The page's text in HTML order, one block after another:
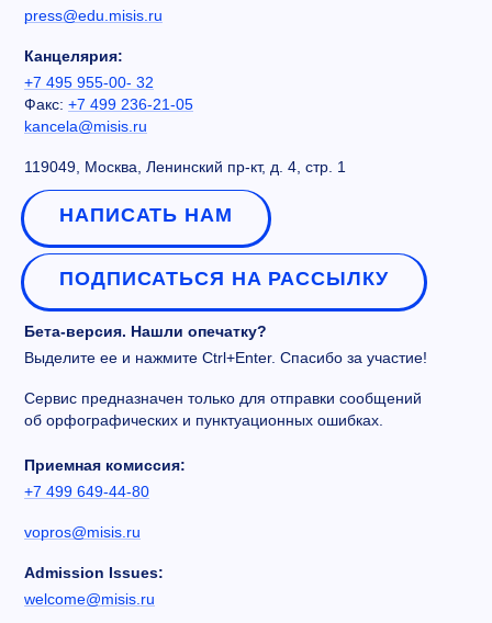
press@edu.misis.ru
Канцелярия:
+7 495 955-00- 32
Факс: +7 499 236-21-05
kancela@misis.ru
119049, Москва, Ленинский пр-кт, д. 4, стр. 1
НАПИСАТЬ НАМ
ПОДПИСАТЬСЯ НА РАССЫЛКУ
Бета-версия. Нашли опечатку?
Выделите ее и нажмите Ctrl+Enter. Спасибо за участие!
Сервис предназначен только для отправки сообщений
об орфографических и пунктуационных ошибках.
Приемная комиссия:
+7 499 649-44-80
vopros@misis.ru
Admission Issues:
welcome@misis.ru